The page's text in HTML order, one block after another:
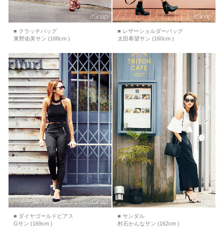
■ クラッチバッグ
東野佑美サン (168cm )
■ レザーショルダーバッグ
太田希望サン (160cm )
■ ダイヤゴールドピアス
Gサン (169cm )
■ サンダル
村石かんなサン (162cm )